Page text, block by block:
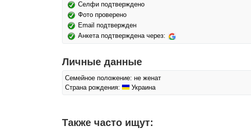
Селфи подтверждено
Фото проверено
Email подтвержден
Анкета подтверждена через:
Личные данные
Семейное положение: не женат
Страна рождения:
Украина
Также часто ищут: